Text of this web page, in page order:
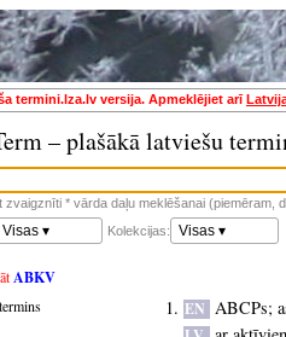
termini.lza.lv versija. Apmeklējiet arī
– plašākā latviešu
zvaigznīti * vārda daļu meklēšanai (piemēram,
Visas ▾ Kolekcijas: Visas ▾
ABKV
EN ABCPs;